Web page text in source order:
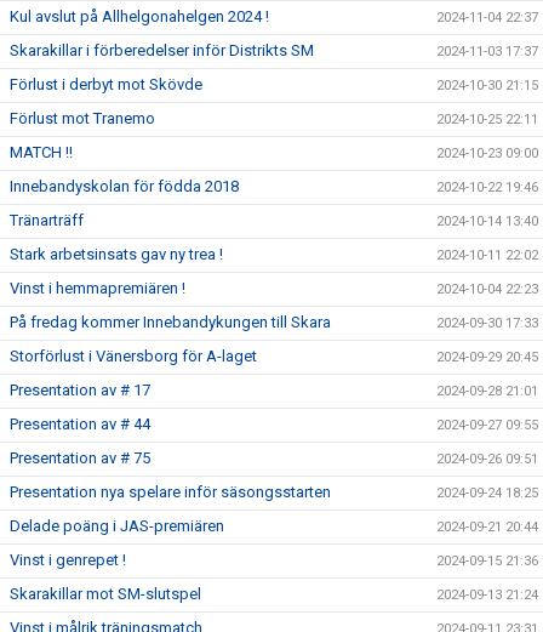
Kul avslut på Allhelgonahelgen 2024 ! 2024-11-04 22:37
Skarakillar i förberedelser inför Distrikts SM 2024-11-03 17:37
Förlust i derbyt mot Skövde 2024-10-30 21:15
Förlust mot Tranemo 2024-10-25 22:11
MATCH !! 2024-10-23 09:00
Innebandyskolan för födda 2018 2024-10-22 19:46
Tränarträff 2024-10-14 13:40
Stark arbetsinsats gav ny trea ! 2024-10-11 22:02
Vinst i hemmapremiären ! 2024-10-04 22:23
På fredag kommer Innebandykungen till Skara 2024-09-30 17:33
Storförlust i Vänersborg för A-laget 2024-09-29 20:45
Presentation av # 17 2024-09-28 21:01
Presentation av # 44 2024-09-27 09:55
Presentation av # 75 2024-09-26 09:51
Presentation nya spelare inför säsongsstarten 2024-09-24 18:25
Delade poäng i JAS-premiären 2024-09-21 20:44
Vinst i genrepet ! 2024-09-15 21:36
Skarakillar mot SM-slutspel 2024-09-13 21:24
Vinst i målrik träningsmatch